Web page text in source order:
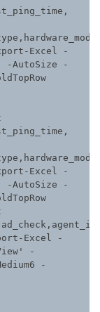
Excel -
-AutoSize -
Excel -
-AutoSize -
Excel -
-
-